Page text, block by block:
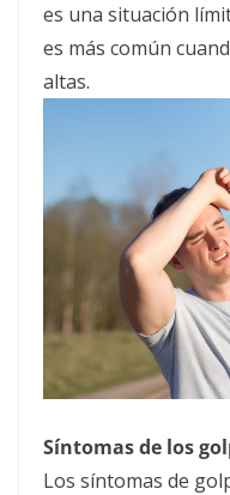
es una situación
es más común
altas.
Síntomas de los
Los síntomas de